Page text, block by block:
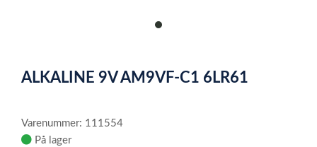
item
of
ALKALINE 9V AM9VF-C1 6LR61
Varenummer: 111554
På lager